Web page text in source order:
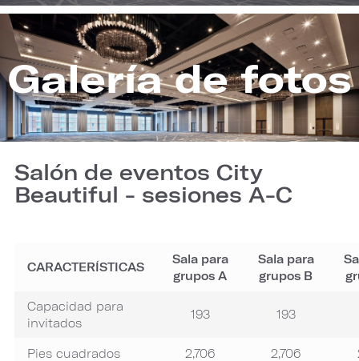
Galería de fotos
Salón de eventos City
Beautiful - sesiones A-C
CARACTERÍSTICAS
Sala para
grupos A
Sala para
grupos B
Capacidad para
invitados
193 193
Pies cuadrados 2,706 2,706